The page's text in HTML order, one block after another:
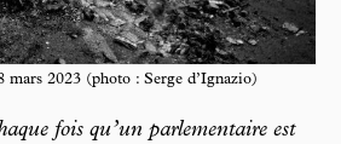
mars 2023 (photo : Serge d’Ignazio)
fois qu’un parlementaire est